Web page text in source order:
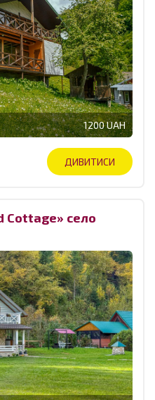
1200 UAH
ДИВИТИСИ
Cottage» село